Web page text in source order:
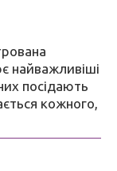
найважливіші
посідають
кожного,